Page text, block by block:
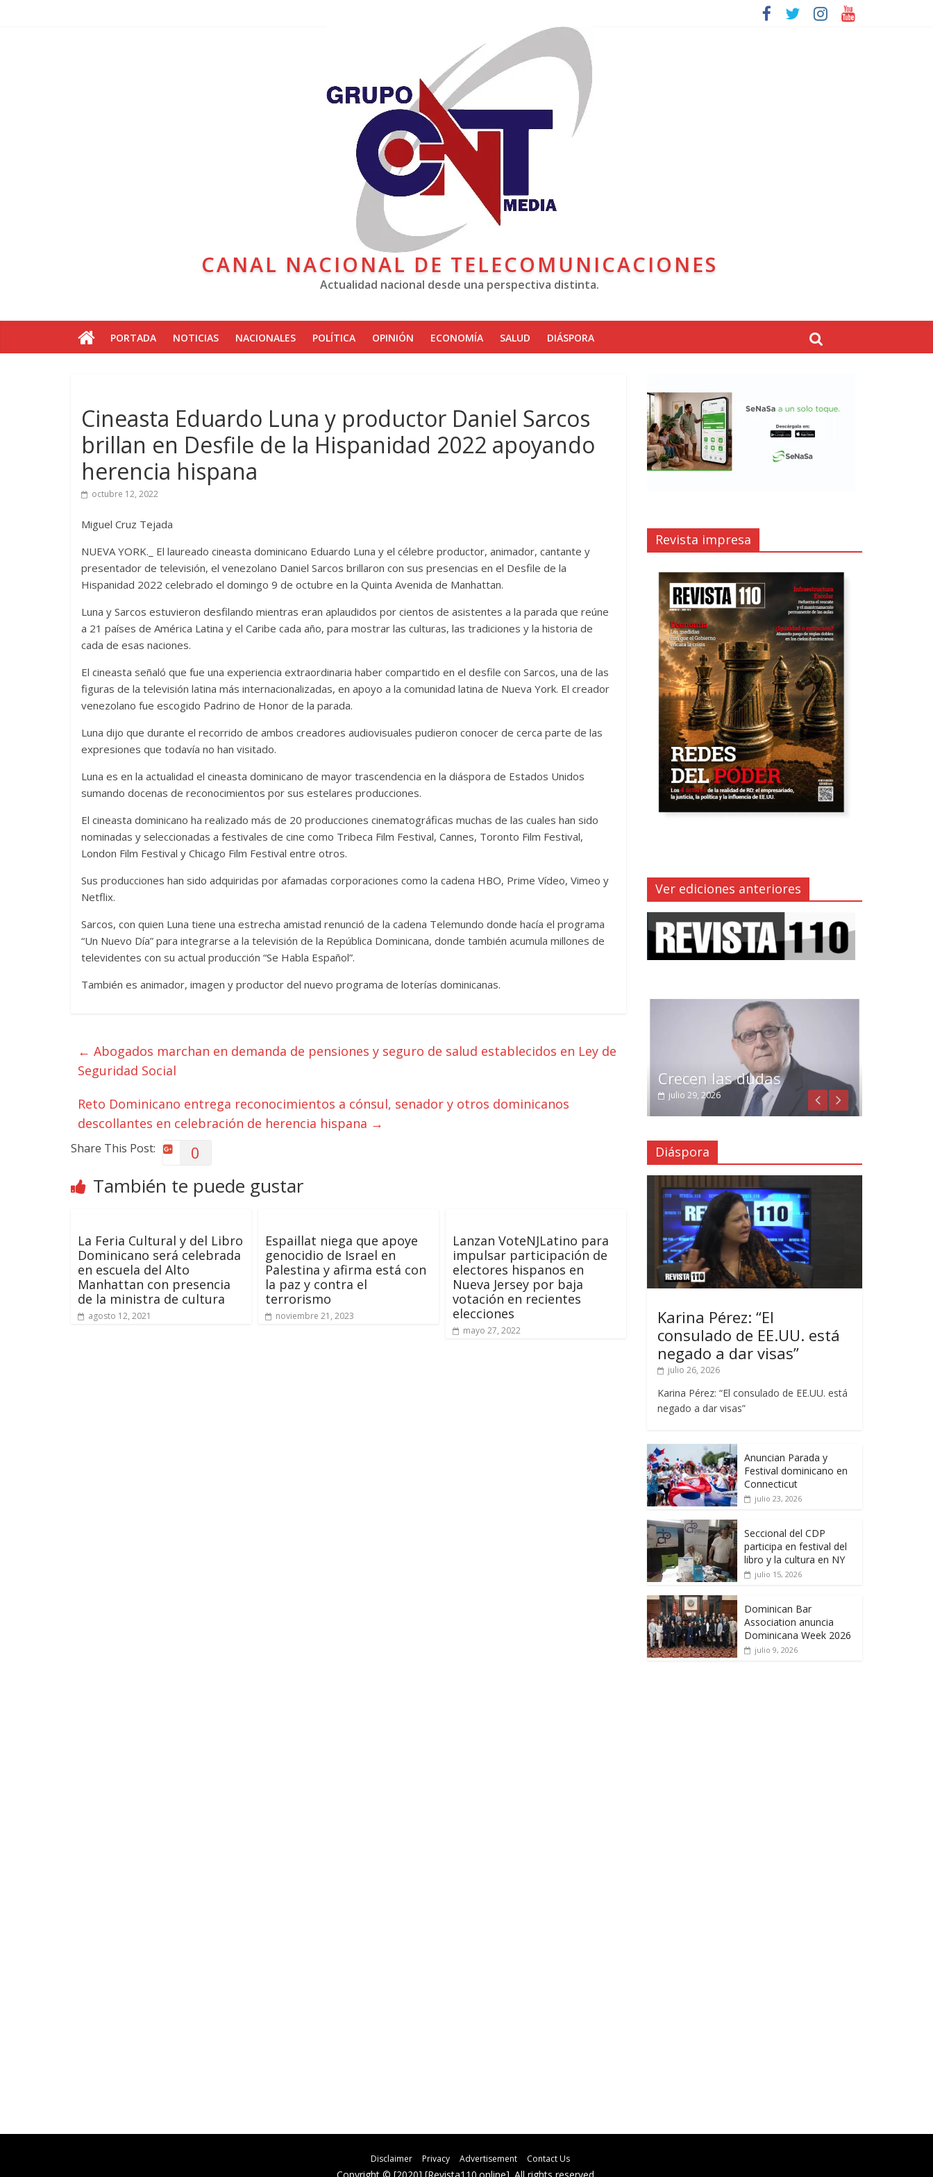
CANAL NACIONAL DE TELECOMUNICACIONES
Actualidad nacional desde una perspectiva distinta.
PORTADA NOTICIAS NACIONALES POLÍTICA OPINIÓN ECONOMÍA SALUD DIÁSPORA
Cineasta Eduardo Luna y productor Daniel Sarcos
brillan en Desfile de la Hispanidad 2022 apoyando
herencia hispana
octubre 12, 2022
Miguel Cruz Tejada
NUEVA YORK._ El laureado cineasta dominicano Eduardo Luna y el célebre productor, animador, cantante y
presentador de televisión, el venezolano Daniel Sarcos brillaron con sus presencias en el Desfile de la
Hispanidad 2022 celebrado el domingo 9 de octubre en la Quinta Avenida de Manhattan.
Luna y Sarcos estuvieron desfilando mientras eran aplaudidos por cientos de asistentes a la parada que reúne
a 21 países de América Latina y el Caribe cada año, para mostrar las culturas, las tradiciones y la historia de
cada de esas naciones.
El cineasta señaló que fue una experiencia extraordinaria haber compartido en el desfile con Sarcos, una de las
figuras de la televisión latina más internacionalizadas, en apoyo a la comunidad latina de Nueva York. El creador
venezolano fue escogido Padrino de Honor de la parada.
Luna dijo que durante el recorrido de ambos creadores audiovisuales pudieron conocer de cerca parte de las
expresiones que todavía no han visitado.
Luna es en la actualidad el cineasta dominicano de mayor trascendencia en la diáspora de Estados Unidos
sumando docenas de reconocimientos por sus estelares producciones.
El cineasta dominicano ha realizado más de 20 producciones cinematográficas muchas de las cuales han sido
nominadas y seleccionadas a festivales de cine como Tribeca Film Festival, Cannes, Toronto Film Festival,
London Film Festival y Chicago Film Festival entre otros.
Sus producciones han sido adquiridas por afamadas corporaciones como la cadena HBO, Prime Vídeo, Vimeo y
Netflix.
Sarcos, con quien Luna tiene una estrecha amistad renunció de la cadena Telemundo donde hacía el programa
“Un Nuevo Día” para integrarse a la televisión de la República Dominicana, donde también acumula millones de
televidentes con su actual producción “Se Habla Español”.
También es animador, imagen y productor del nuevo programa de loterías dominicanas.
← Abogados marchan en demanda de pensiones y seguro de salud establecidos en Ley de
Seguridad Social
Reto Dominicano entrega reconocimientos a cónsul, senador y otros dominicanos
descollantes en celebración de herencia hispana →
Share This Post: 0
También te puede gustar
La Feria Cultural y del Libro
Dominicano será celebrada
en escuela del Alto
Manhattan con presencia
de la ministra de cultura
agosto 12, 2021
Espaillat niega que apoye
genocidio de Israel en
Palestina y afirma está con
la paz y contra el
terrorismo
noviembre 21, 2023
Lanzan VoteNJLatino para
impulsar participación de
electores hispanos en
Nueva Jersey por baja
votación en recientes
elecciones
mayo 27, 2022
Revista impresa
Ver ediciones anteriores
Crecen las dudas
julio 29, 2026
Diáspora
Karina Pérez: “El
consulado de EE.UU. está
negado a dar visas”
julio 26, 2026
Karina Pérez: “El consulado de EE.UU. está
negado a dar visas”
Anuncian Parada y
Festival dominicano en
Connecticut
julio 23, 2026
Seccional del CDP
participa en festival del
libro y la cultura en NY
julio 15, 2026
Dominican Bar
Association anuncia
Dominicana Week 2026
julio 9, 2026
Disclaimer Privacy Advertisement Contact Us